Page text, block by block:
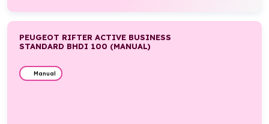
PEUGEOT RIFTER ACTIVE BUSINESS
STANDARD BHDI 100 (MANUAL)
Manual